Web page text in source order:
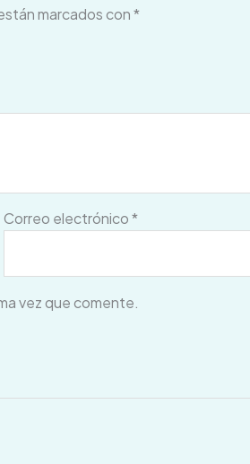
marcados con*
Correo electrónico*
vez que comente.